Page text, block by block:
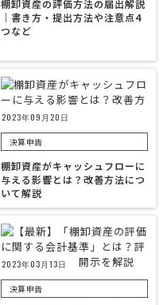
棚卸資産の評価方法の届出解説
｜書き方・提出方法や注意点4
つなど
2023年09月20日
決算申告
棚卸資産がキャッシュフローに
与える影響とは？改善方法につ
いて解説
2023年03月13日
決算申告